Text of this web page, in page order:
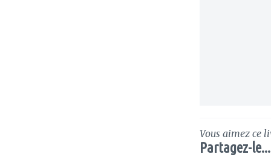
Vous aimez ce
Partagez-le...